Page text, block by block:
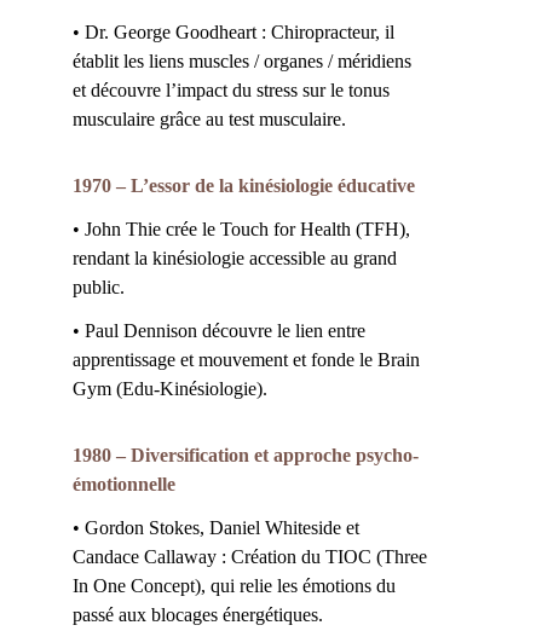
• Dr. George Goodheart : Chiropracteur, il
établit les liens muscles / organes / méridiens
et découvre l’impact du stress sur le tonus
musculaire grâce au test musculaire.
1970 – L’essor de la kinésiologie éducative
• John Thie crée le Touch for Health (TFH),
rendant la kinésiologie accessible au grand
public.
• Paul Dennison découvre le lien entre
apprentissage et mouvement et fonde le Brain
Gym (Edu-Kinésiologie).
1980 – Diversification et approche psycho-
émotionnelle
• Gordon Stokes, Daniel Whiteside et
Candace Callaway : Création du TIOC (Three
In One Concept), qui relie les émotions du
passé aux blocages énergétiques.